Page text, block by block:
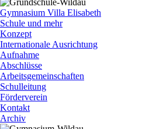
Gymnasium Villa Elisabeth
Schule und mehr
Konzept
Internationale Ausrichtung
Aufnahme
Abschlüsse
Arbeitsgemeinschaften
Schulleitung
Förderverein
Kontakt
Archiv